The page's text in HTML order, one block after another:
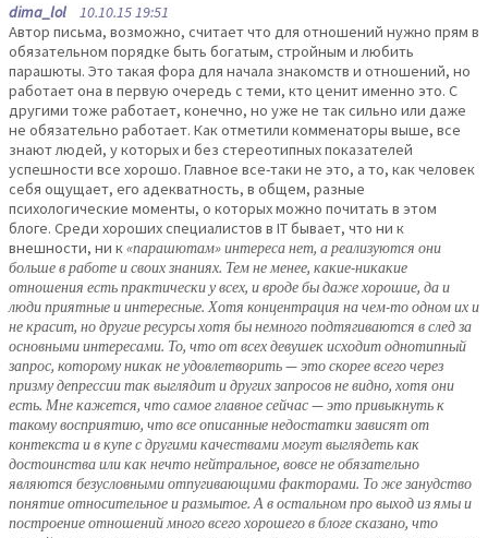
dima_lol 10.10.15 19:51
Автор письма, возможно, считает что для отношений нужно прям в
обязательном порядке быть богатым, стройным и любить
парашюты. Это такая фора для начала знакомств и отношений, но
работает она в первую очередь с теми, кто ценит именно это. С
другими тоже работает, конечно, но уже не так сильно или даже
не обязательно работает. Как отметили комменаторы выше, все
знают людей, у которых и без стереотипных показателей
успешности все хорошо. Главное все-таки не это, а то, как человек
себя ощущает, его адекватность, в общем, разные
психологические моменты, о которых можно почитать в этом
блоге. Среди хороших специалистов в IT бывает, что ни к
внешности, ни к«парашютам» интереса нет, а реализуются они
больше в работе и своих знаниях. Тем не менее, какие-никакие
отношения есть практически у всех, и вроде бы даже хорошие, да и
люди приятные и интересные. Хотя концентрация на чем-то одном их и
не красит, но другие ресурсы хотя бы немного подтягиваются в след за
основными интересами. То, что от всех девушек исходит однотипный
запрос, которому никак не удовлетворить — это скорее всего через
призму депрессии так выглядит и других запросов не видно, хотя они
есть. Мне кажется, что самое главное сейчас — это привыкнуть к
такому восприятию, что все описанные недостатки зависят от
контекста и в купе с другими качествами могут выглядеть как
достоинства или как нечто нейтральное, вовсе не обязательно
являются безусловными отпугивающими факторами. То же занудство
понятие относительное и размытое. А в остальном про выход из ямы и
построение отношений много всего хорошего в блоге сказано, что